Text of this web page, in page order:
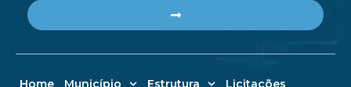
Home Município Estrutura Licitações